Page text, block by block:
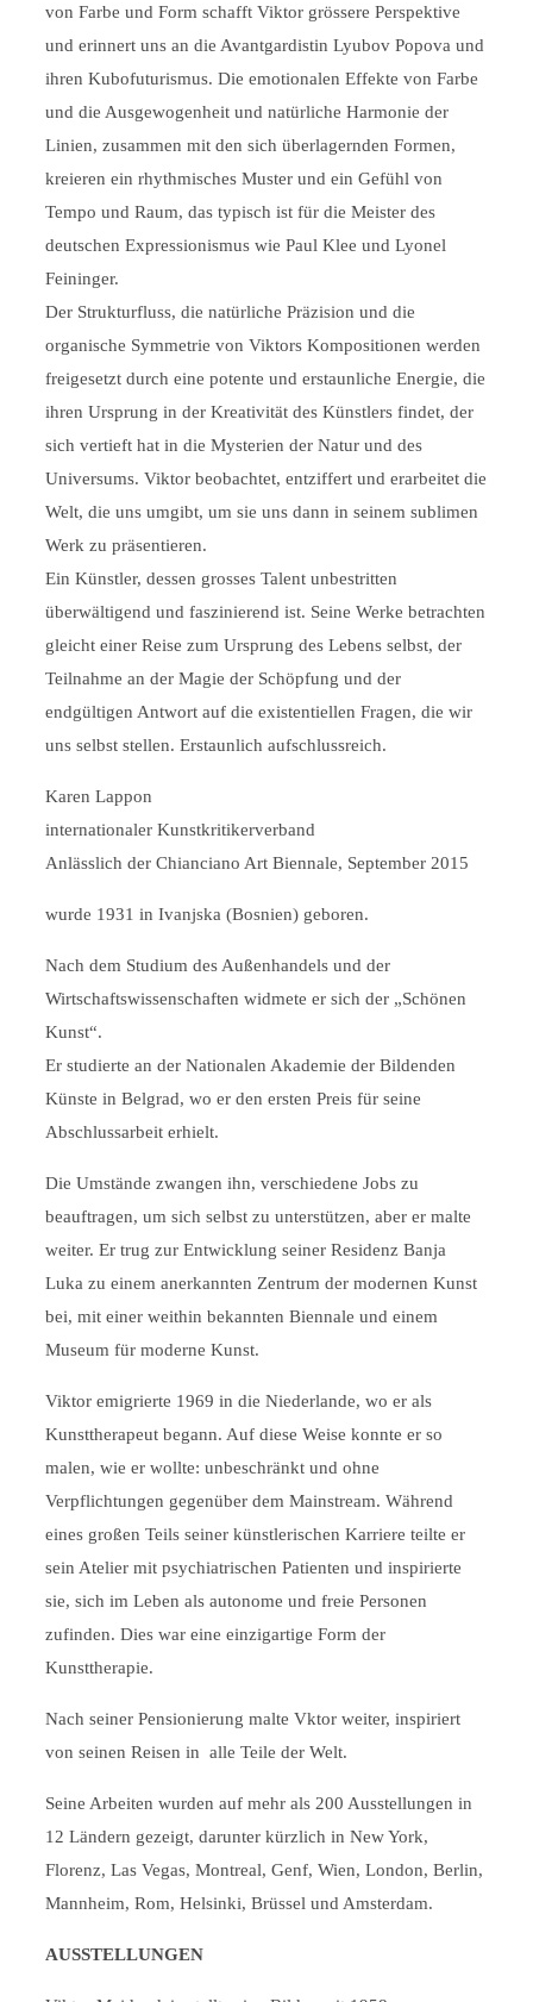
von Farbe und Form schafft Viktor grössere Perspektive
und erinnert uns an die Avantgardistin Lyubov Popova und
ihren Kubofuturismus. Die emotionalen Effekte von Farbe
und die Ausgewogenheit und natürliche Harmonie der
Linien, zusammen mit den sich überlagernden Formen,
kreieren ein rhythmisches Muster und ein Gefühl von
Tempo und Raum, das typisch ist für die Meister des
deutschen Expressionismus wie Paul Klee und Lyonel
Feininger.
Der Strukturfluss, die natürliche Präzision und die
organische Symmetrie von Viktors Kompositionen werden
freigesetzt durch eine potente und erstaunliche Energie, die
ihren Ursprung in der Kreativität des Künstlers findet, der
sich vertieft hat in die Mysterien der Natur und des
Universums. Viktor beobachtet, entziffert und erarbeitet die
Welt, die uns umgibt, um sie uns dann in seinem sublimen
Werk zu präsentieren.
Ein Künstler, dessen grosses Talent unbestritten
überwältigend und faszinierend ist. Seine Werke betrachten
gleicht einer Reise zum Ursprung des Lebens selbst, der
Teilnahme an der Magie der Schöpfung und der
endgültigen Antwort auf die existentiellen Fragen, die wir
uns selbst stellen. Erstaunlich aufschlussreich.
Karen Lappon
internationaler Kunstkritikerverband
Anlässlich der Chianciano Art Biennale, September 2015
wurde 1931 in Ivanjska (Bosnien) geboren.
Nach dem Studium des Außenhandels und der
Wirtschaftswissenschaften widmete er sich der „Schönen
Kunst“.
Er studierte an der Nationalen Akademie der Bildenden
Künste in Belgrad, wo er den ersten Preis für seine
Abschlussarbeit erhielt.
Die Umstände zwangen ihn, verschiedene Jobs zu
beauftragen, um sich selbst zu unterstützen, aber er malte
weiter. Er trug zur Entwicklung seiner Residenz Banja
Luka zu einem anerkannten Zentrum der modernen Kunst
bei, mit einer weithin bekannten Biennale und einem
Museum für moderne Kunst.
Viktor emigrierte 1969 in die Niederlande, wo er als
Kunsttherapeut begann. Auf diese Weise konnte er so
malen, wie er wollte: unbeschränkt und ohne
Verpflichtungen gegenüber dem Mainstream. Während
eines großen Teils seiner künstlerischen Karriere teilte er
sein Atelier mit psychiatrischen Patienten und inspirierte
sie, sich im Leben als autonome und freie Personen
zufinden. Dies war eine einzigartige Form der
Kunsttherapie.
Nach seiner Pensionierung malte Vktor weiter, inspiriert
von seinen Reisen in alle Teile der Welt.
Seine Arbeiten wurden auf mehr als 200 Ausstellungen in
12 Ländern gezeigt, darunter kürzlich in New York,
Florenz, Las Vegas, Montreal, Genf, Wien, London, Berlin,
Mannheim, Rom, Helsinki, Brüssel und Amsterdam.
AUSSTELLUNGEN